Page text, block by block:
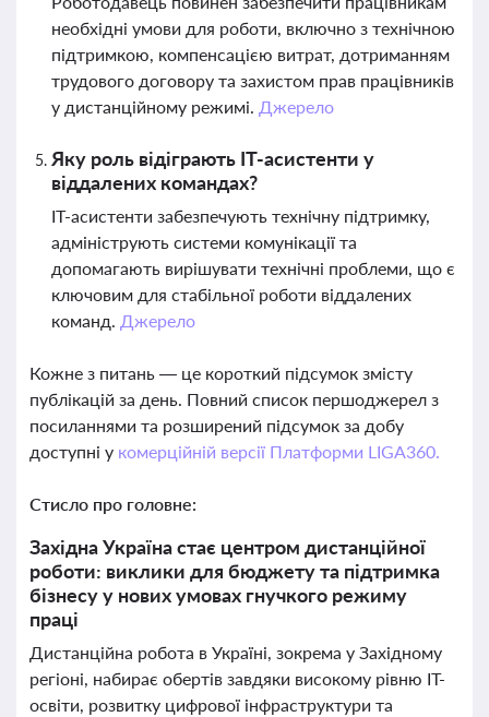
необхідні умови для роботи, включно з технічною
підтримкою, компенсацією витрат, дотриманням
трудового договору та захистом прав працівників
у дистанційному режимі. Джерело
Яку роль відіграють IT-асистенти у
віддалених командах?
IT-асистенти забезпечують технічну підтримку,
адмініструють системи комунікації та
допомагають вирішувати технічні проблеми, що є
ключовим для стабільної роботи віддалених
команд. Джерело
Кожне з питань — це короткий підсумок змісту
публікацій за день. Повний список першоджерел з
посиланнями та розширений підсумок за добу
доступні у комерційній версії Платформи LIGA360.
Стисло про головне:
Західна Україна стає центром дистанційної
роботи: виклики для бюджету та підтримка
бізнесу у нових умовах гнучкого режиму
праці
Дистанційна робота в Україні, зокрема у Західному
регіоні, набирає обертів завдяки високому рівню ІТ-
освіти, розвитку цифрової інфраструктури та